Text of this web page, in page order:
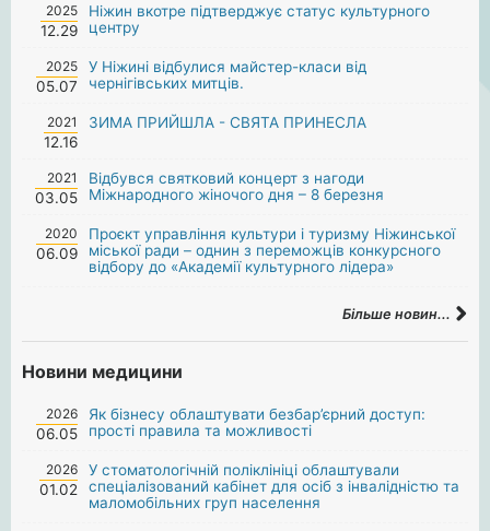
2025
12.29
Ніжин вкотре підтверджує статус культурного
центру
2025
05.07
У Ніжині відбулися майстер-класи від
чернігівських митців.
2021
12.16
ЗИМА ПРИЙШЛА - СВЯТА ПРИНЕСЛА
2021
03.05
Відбувся святковий концерт з нагоди
Міжнародного жіночого дня – 8 березня
2020
06.09
Проєкт управління культури і туризму Ніжинської
міської ради – однин з переможців конкурсного
відбору до «Академії культурного лідера»
Більше новин...
Новини медицини
2026
06.05
Як бізнесу облаштувати безбар’єрний доступ:
прості правила та можливості
2026
01.02
У стоматологічній поліклініці облаштували
спеціалізований кабінет для осіб з інвалідністю та
маломобільних груп населення